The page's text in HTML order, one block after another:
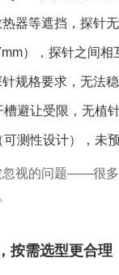
器等遮挡，探针无
），探针之间相
规格要求，无法稳
避让受限，无植针
测性设计），未
视的问题——很
按需选型更合理